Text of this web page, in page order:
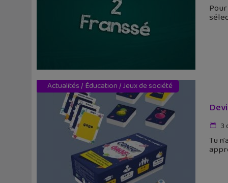
Actualités/ Éducation/Jeux de société
3
Tu